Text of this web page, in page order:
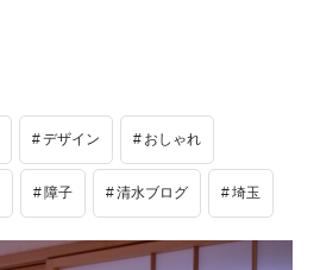
デザイン おしゃれ
障子 清水ブログ 埼玉